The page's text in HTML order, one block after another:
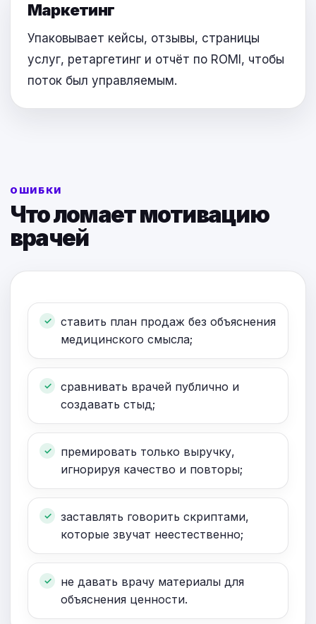
Маркетинг
Упаковывает кейсы, отзывы, страницы
услуг, ретаргетинг и отчёт по ROMI, чтобы
поток был управляемым.
ОШИБКИ
Что ломает мотивацию
врачей
ставить план продаж без объяснения
медицинского смысла;
сравнивать врачей публично и
создавать стыд;
премировать только выручку,
игнорируя качество и повторы;
заставлять говорить скриптами,
которые звучат неестественно;
не давать врачу материалы для
объяснения ценности.